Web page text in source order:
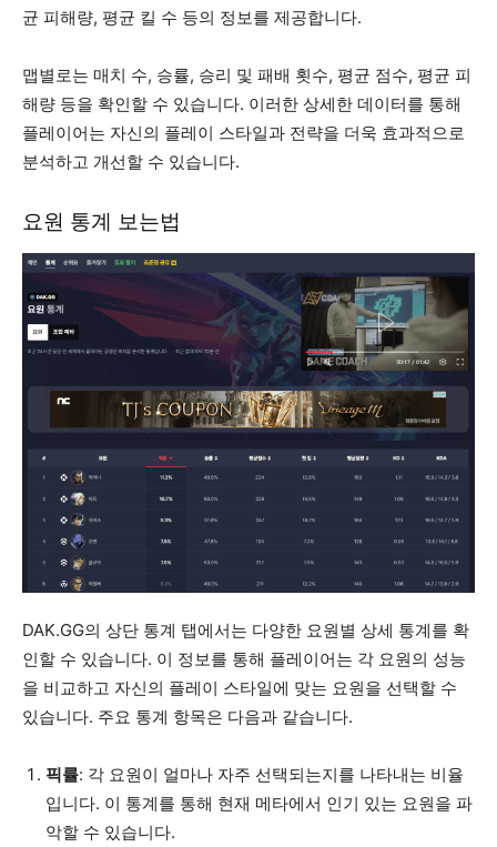
균 피해량, 평균 킬 수 등의 정보를 제공합니다.
맵별로는 매치 수, 승률, 승리 및 패배 횟수, 평균 점수, 평균 피
해량 등을 확인할 수 있습니다. 이러한 상세한 데이터를 통해
플레이어는 자신의 플레이 스타일과 전략을 더욱 효과적으로
분석하고 개선할 수 있습니다.
요원 통계 보는법
DAK.GG의 상단 통계 탭에서는 다양한 요원별 상세 통계를 확
인할 수 있습니다. 이 정보를 통해 플레이어는 각 요원의 성능
을 비교하고 자신의 플레이 스타일에 맞는 요원을 선택할 수
있습니다. 주요 통계 항목은 다음과 같습니다.
픽률: 각 요원이 얼마나 자주 선택되는지를 나타내는 비율
입니다. 이 통계를 통해 현재 메타에서 인기 있는 요원을 파
악할 수 있습니다.